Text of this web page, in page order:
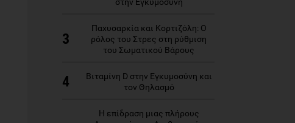
3
Παχυσαρκία και Κορτιζόλη: Ο
ρόλος του Στρες στη ρύθμιση
του Σωματικού Βάρους
4
Βιταμίνη D στην Εγκυμοσύνη και
τον Θηλασμό
Η επίδραση μιας πλήρους